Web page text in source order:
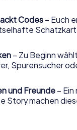
Codes – Euch
– Zu Beginn
Spurensucher
und Freunde –
Story machen